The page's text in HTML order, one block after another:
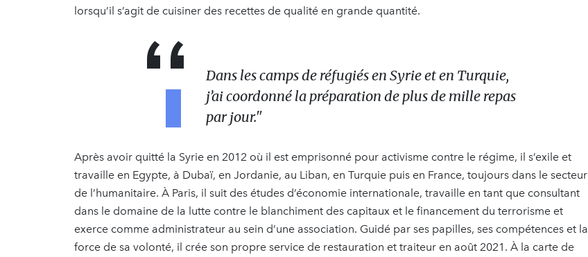
lorsqu’il s’agit de cuisiner des recettes de qualité en grande quantité.
Dans les camps de réfugiés en Syrie et en Turquie,
j’ai coordonné la préparation de plus de mille repas
par jour."
Après avoir quitté la Syrie en 2012 où il est emprisonné pour activisme contre le régime, il s’exile et
travaille en Egypte, à Dubaï, en Jordanie, au Liban, en Turquie puis en France, toujours dans le secteur
de l’humanitaire. À Paris, il suit des études d’économie internationale, travaille en tant que consultant
dans le domaine de la lutte contre le blanchiment des capitaux et le financement du terrorisme et
exerce comme administrateur au sein d’une association. Guidé par ses papilles, ses compétences et la
force de sa volonté, il crée son propre service de restauration et traiteur en août 2021. À la carte de